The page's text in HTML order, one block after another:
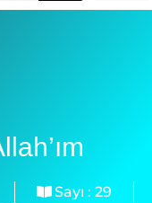
Sayı : 29